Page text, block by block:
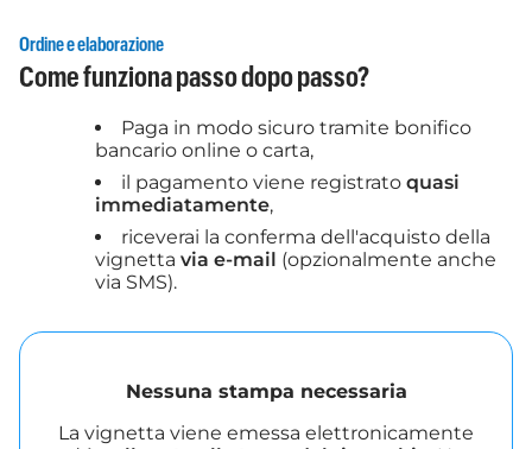
Ordine e elaborazione
Come funziona passo dopo passo?
Paga in modo sicuro tramite bonifico
bancario online o carta,
il pagamento viene registrato quasi
immediatamente,
riceverai la conferma dell'acquisto della
vignetta via e-mail (opzionalmente anche
via SMS).
Nessuna stampa necessaria
La vignetta viene emessa elettronicamente